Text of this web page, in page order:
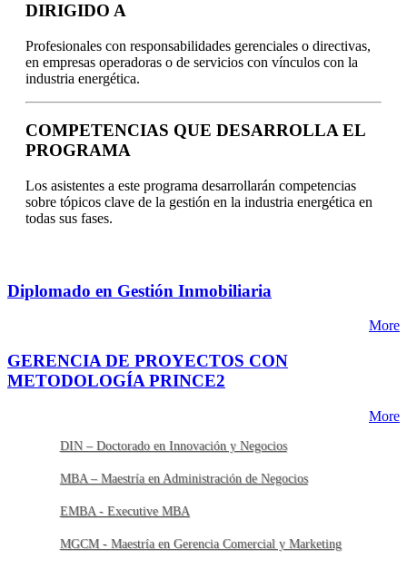
DIRIGIDO A
Profesionales con responsabilidades gerenciales o directivas,
en empresas operadoras o de servicios con vínculos con la
industria energética.
COMPETENCIAS QUE DESARROLLA EL
PROGRAMA
Los asistentes a este programa desarrollarán competencias
sobre tópicos clave de la gestión en la industria energética en
todas sus fases.
Diplomado en Gestión Inmobiliaria
More
GERENCIA DE PROYECTOS CON
METODOLOGÍA PRINCE2
More
DIN – Doctorado en Innovación y Negocios
MBA – Maestría en Administración de Negocios
EMBA - Executive MBA
MGCM - Maestría en Gerencia Comercial y Marketing